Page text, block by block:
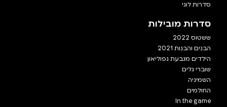
סדרות לוגי
סדרות מובילות
ששטוס 2022
הבנים והבנות 2021
הילדים מגבעת נפוליאון
שוברי גלים
השמיניה
החולמים
In the game